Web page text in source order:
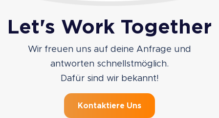
Let's Work Together
Wir freuen uns auf deine Anfrage und
antworten schnellstmöglich.
Dafür sind wir bekannt!
Kontaktiere Uns